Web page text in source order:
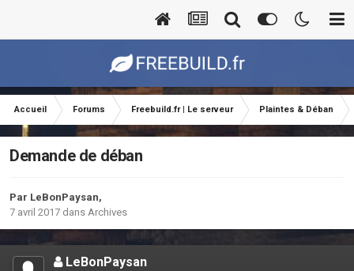
Accueil Forums Freebuild.fr | Le serveur Plaintes & Déban
Demande de déban
Par LeBonPaysan,
7 avril 2017 dans Archives
LeBonPaysan